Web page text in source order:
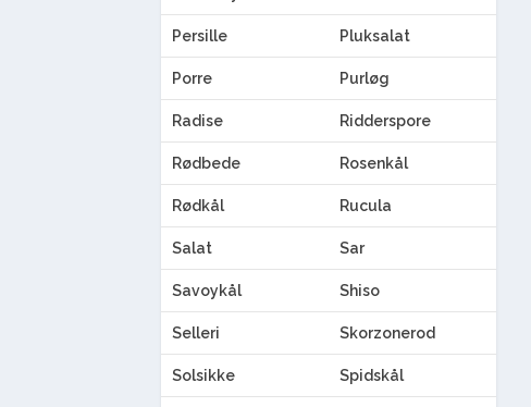
Persille Pluksalat
Porre Purløg
Radise Ridderspore
Rødbede Rosenkål
Rødkål Rucula
Salat Sar
Savoykål Shiso
Selleri Skorzonerod
Solsikke Spidskål